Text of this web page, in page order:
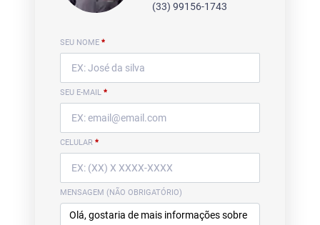
(33) 99156-1743
SEU NOME *
SEU E-MAIL *
CELULAR *
MENSAGEM (NÃO OBRIGATÓRIO)